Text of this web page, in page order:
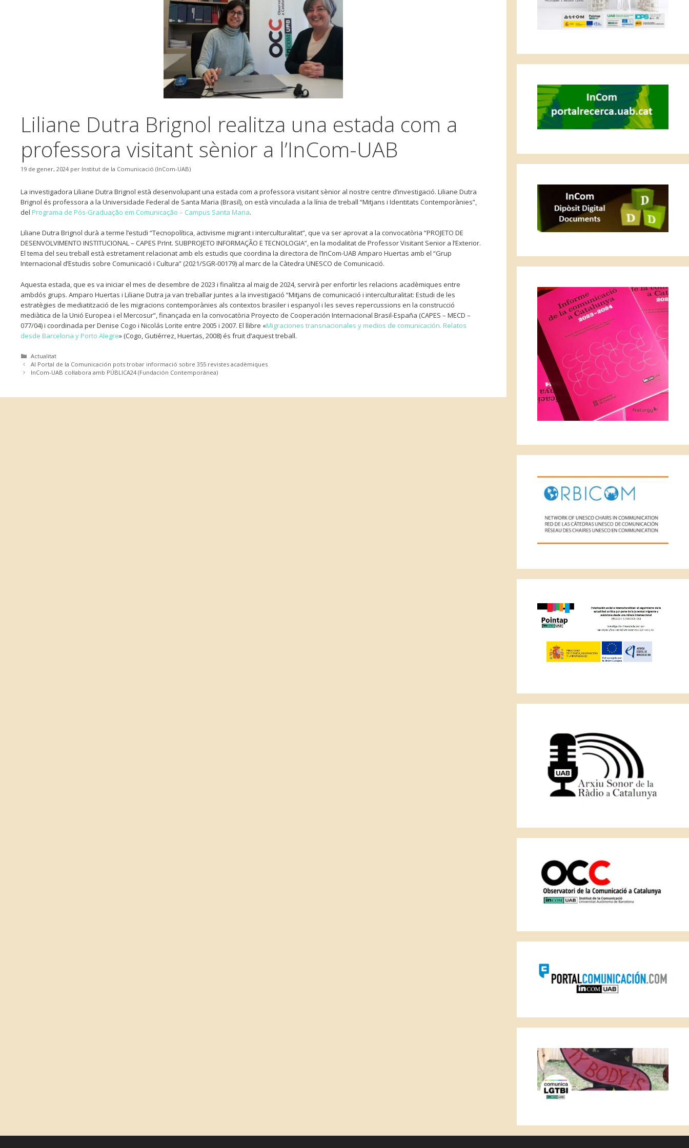
Liliane Dutra Brignol realitza una estada com a
professora visitant sènior a l’InCom-UAB
19 de gener, 2024 per Institut de la Comunicació (InCom-UAB)
La investigadora Liliane Dutra Brignol està desenvolupant una estada com a professora visitant sènior al nostre centre d’investigació. Liliane Dutra
Brignol és professora a la Universidade Federal de Santa Maria (Brasil), on està vinculada a la línia de treball “Mitjans i Identitats Contemporànies”,
del Programa de Pós-Graduação em Comunicação – Campus Santa Maria.
Liliane Dutra Brignol durà a terme l’estudi “Tecnopolítica, activisme migrant i interculturalitat”, que va ser aprovat a la convocatòria “PROJETO DE
DESENVOLVIMENTO INSTITUCIONAL – CAPES PrInt. SUBPROJETO INFORMAÇÃO E TECNOLOGIA”, en la modalitat de Professor Visitant Senior a l’Exterior.
El tema del seu treball està estretament relacionat amb els estudis que coordina la directora de l’InCom-UAB Amparo Huertas amb el “Grup
Internacional d’Estudis sobre Comunicació i Cultura” (2021/SGR-00179) al marc de la Càtedra UNESCO de Comunicació.
Aquesta estada, que es va iniciar el mes de desembre de 2023 i finalitza al maig de 2024, servirà per enfortir les relacions acadèmiques entre
ambdós grups. Amparo Huertas i Liliane Dutra ja van treballar juntes a la investigació “Mitjans de comunicació i interculturalitat: Estudi de les
estratègies de mediatització de les migracions contemporànies als contextos brasiler i espanyol i les seves repercussions en la construcció
mediàtica de la Unió Europea i el Mercosur”, finançada en la convocatòria Proyecto de Cooperación Internacional Brasil-España (CAPES – MECD –
077/04) i coordinada per Denise Cogo i Nicolás Lorite entre 2005 i 2007. El llibre «Migraciones transnacionales y medios de comunicación. Relatos
desde Barcelona y Porto Alegre» (Cogo, Gutiérrez, Huertas, 2008) és fruit d’aquest treball.
Categories
Actualitat
Al Portal de la Comunicación pots trobar informació sobre 355 revistes acadèmiques
InCom-UAB col·labora amb PÚBLICA24 (Fundación Contemporánea)